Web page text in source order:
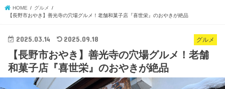
HOME
グルメ
【長野市おやき】善光寺の穴場グルメ！老舗和菓子店『喜世栄』のおやきが絶品
グルメ
2025.03.14 2025.09.18
【長野市おやき】善光寺の穴場グルメ！老舗
和菓子店『喜世栄』のおやきが絶品